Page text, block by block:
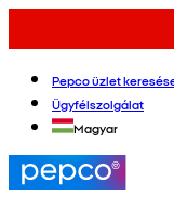
Pepco üzlet
Ügyfélszolgálat
Magyar